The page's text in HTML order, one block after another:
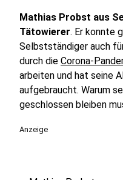
Mathias Probst aus
Tätowierer. Er konnte
Selbstständiger auch
durch die Corona-
arbeiten und hat seine
aufgebraucht. Warum
geschlossen bleiben
Anzeige